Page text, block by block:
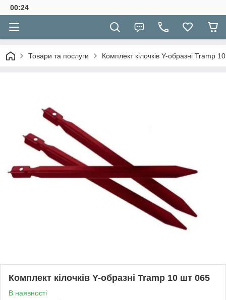
00:24
Товари та послуги Комплект кілочків Y-образні Tramp
Комплект кілочків Y-образні Tramp 10 шт 065
В наявності